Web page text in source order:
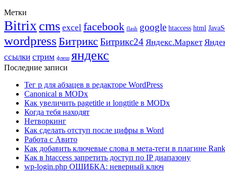
Метки
Bitrix cms excel facebook flash google htaccess html
wordpress Битрикс Битрикс24 Яндекс.Маркет
ссылки стрим флеш яндекс
Последние записи
Тег p для абзацев в редакторе WordPress
Canonical в MODx
Как увеличить pagetitle и longtitle в MODx
Когда тебя находят
Нетворкинг
Как сделать отступ после цифры в Word
Работа с Авито
Как добавить ключевые слова в мета-теги в плагине
Как в htaccess запретить доступ по IP диапазону
wp-login.php ОШИБКА: неверный ключ